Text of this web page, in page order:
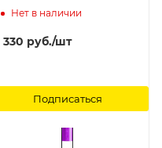
Черный 1,5 мм
Нет в наличии
330 руб./шт
Подписаться